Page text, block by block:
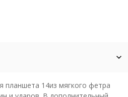
планшета 14из мягкого фетра